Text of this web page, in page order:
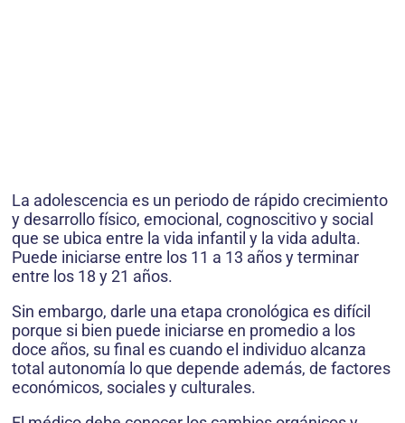
La adolescencia es un periodo de rápido crecimiento
y desarrollo físico, emocional, cognoscitivo y social
que se ubica entre la vida infantil y la vida adulta.
Puede iniciarse entre los 11 a 13 años y terminar
entre los 18 y 21 años.
Sin embargo, darle una etapa cronológica es difícil
porque si bien puede iniciarse en promedio a los
doce años, su final es cuando el individuo alcanza
total autonomía lo que depende además, de factores
económicos, sociales y culturales.